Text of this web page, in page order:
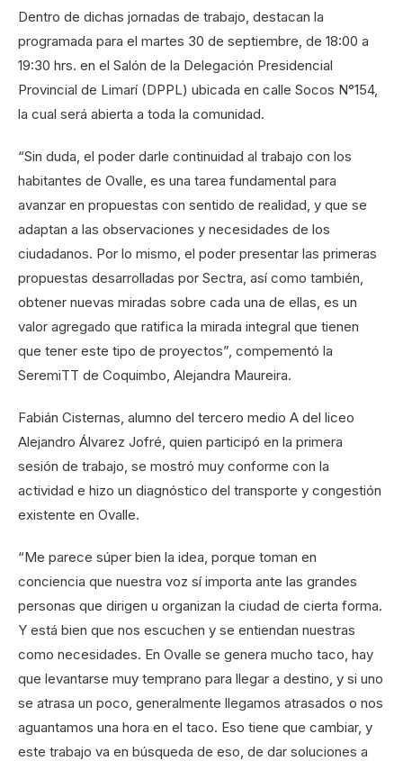
Dentro de dichas jornadas de trabajo, destacan la
programada para el martes 30 de septiembre, de 18:00 a
19:30 hrs. en el Salón de la Delegación Presidencial
Provincial de Limarí (DPPL) ubicada en calle Socos N°154,
la cual será abierta a toda la comunidad.
“Sin duda, el poder darle continuidad al trabajo con los
habitantes de Ovalle, es una tarea fundamental para
avanzar en propuestas con sentido de realidad, y que se
adaptan a las observaciones y necesidades de los
ciudadanos. Por lo mismo, el poder presentar las primeras
propuestas desarrolladas por Sectra, así como también,
obtener nuevas miradas sobre cada una de ellas, es un
valor agregado que ratifica la mirada integral que tienen
que tener este tipo de proyectos”, compementó la
SeremiTT de Coquimbo, Alejandra Maureira.
Fabián Cisternas, alumno del tercero medio A del liceo
Alejandro Álvarez Jofré, quien participó en la primera
sesión de trabajo, se mostró muy conforme con la
actividad e hizo un diagnóstico del transporte y congestión
existente en Ovalle.
“Me parece súper bien la idea, porque toman en
conciencia que nuestra voz sí importa ante las grandes
personas que dirigen u organizan la ciudad de cierta forma.
Y está bien que nos escuchen y se entiendan nuestras
como necesidades. En Ovalle se genera mucho taco, hay
que levantarse muy temprano para llegar a destino, y si uno
se atrasa un poco, generalmente llegamos atrasados o nos
aguantamos una hora en el taco. Eso tiene que cambiar, y
este trabajo va en búsqueda de eso, de dar soluciones a